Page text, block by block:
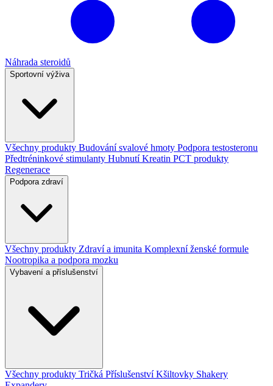
Náhrada steroidů
Sportovní výživa
Všechny produkty Budování svalové hmoty Podpora testosteronu
Předtréninkové stimulanty HubnutíKreatin PCT produkty
Regenerace
Podpora zdraví
Všechny produkty Zdraví a imunita Komplexní ženské formule
Nootropika a podpora mozku
Vybavení a příslušenství
Všechny produkty Tričká PříslušenstvíKšiltovky Shakery